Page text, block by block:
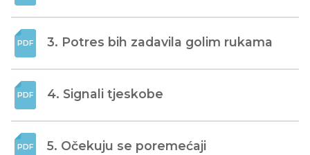
3. Potres bih zadavila golim rukama
4. Signali tjeskobe
5. Očekuju se poremećaji